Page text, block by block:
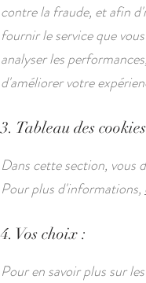
contre la fraude, et afin
fournir le service que
analyser les
d'améliorer votre
3. Tableau des
Dans cette section, vous
Pour plus d'informations,
4. Vos choix :
Pour en savoir plus sur